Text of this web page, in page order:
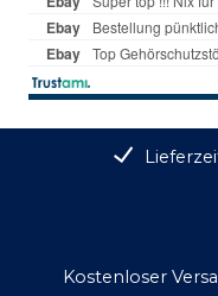
Kostenloser